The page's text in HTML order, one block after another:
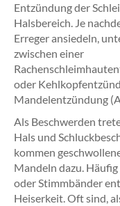
Entzündung der
Halsbereich. Je
Erreger ansiedeln,
zwischen einer
oder
Mandelentzündung
Als Beschwerden
Hals und
kommen
Mandeln dazu.
oder Stimmbänder
Heiserkeit. Oft sind,